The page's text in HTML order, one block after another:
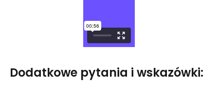
Dodatkowe pytania i wskazówki: